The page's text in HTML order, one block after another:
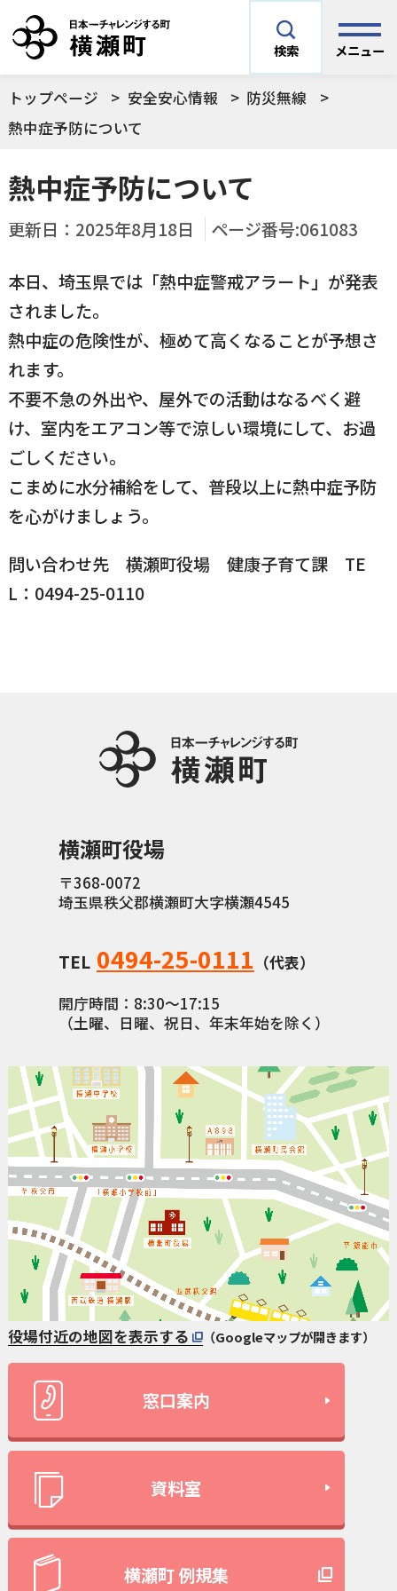
検索 メニュー
サイト内検索
メニューを閉じる
安全安心情報
できごとや場面から探す
結婚・妊娠／出産
育児／子育て
予防接種／健診など
入学／転入学
障がいのある方
おくやみ
手続きから探す
住民票 町税
印鑑登録
国民健康保険 マイナンバー
各種申請書
よく利用されているコンテンツ
横瀬町の施設
横瀬のふるさと納税
横瀬町の観光
小児科オンライン
手続きガイド
横瀬町公式note
自治体間連携
暮らし・手続き・
健康・福祉
子育て・教育・生
施設・文化 事業者の方向け
横瀬町のこと
窓口案内 トップページ
メニューを閉じる
トップページ 安全安心情報
防災無線
熱中症予防について
熱中症予防について
更新日： 2025年8月18日 ページ番号:061083
本日、埼玉県では「熱中症警戒アラート」が発表
されました。
熱中症の危険性が、極めて高くなることが予想さ
れます。
不要不急の外出や、屋外での活動はなるべく避
け、室内をエアコン等で涼しい環境にして、お過
ごしください。
こまめに水分補給をして、普段以上に熱中症予防
を心がけましょう。
問い合わせ先 横瀬町役場 健康子育て課 TE
L：0494-25-0110
横瀬町役場
〒368-0072
埼玉県秩父郡横瀬町大字横瀬4545
TEL 0494-25-0111 （代表）
開庁時間：8:30〜17:15
（土曜、日曜、祝日、年末年始を除く）
役場付近の地図を表示する （Googleマップが開きます）
窓口案内
資料室
横瀬町 例規集